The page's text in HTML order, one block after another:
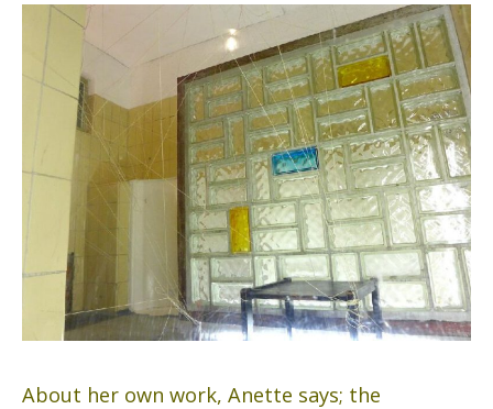
About her own work, Anette says; the